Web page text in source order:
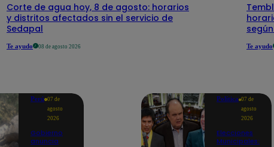
Corte de agua hoy, 8 de agosto: horarios
y distritos afectados sin el servicio de
Sedapal
Te ayudo 08 de agosto 2026 Te ayudo
Perú 07 de
agosto
2026
Gobierno
anuncia
Política 07 de
agosto
2026
Elecciones
Municipales: